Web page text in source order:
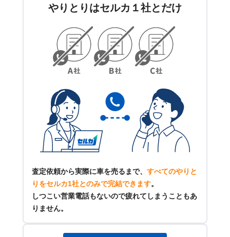
やりとりはセルカ１社とだけ
査定依頼から実際に車を売るまで、 すべてのやりと
りをセルカ1社とのみで完結できます。
しつこい営業電話もないので疲れてしまうこともあ
りません。